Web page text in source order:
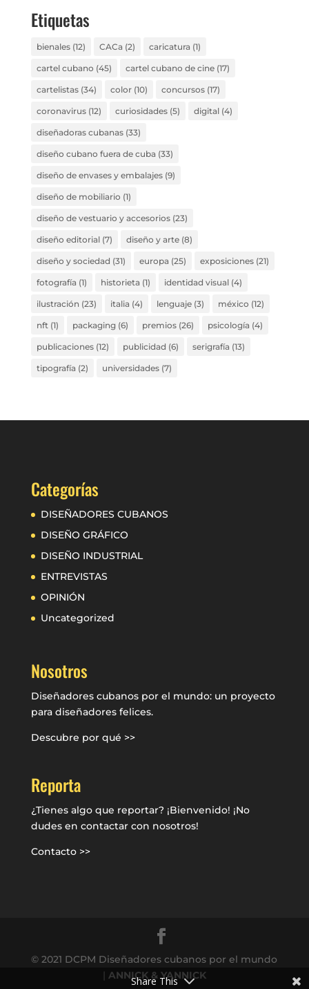
Etiquetas
bienales(12) CACa (2) caricatura (1)
cartel cubano (45) cartel cubano de cine(17)
cartelistas(34) color(10) concursos(17)
coronavirus(12) curiosidades(5) digital(4)
diseñadoras cubanas(33)
diseño cubano fuera de cuba (33)
diseño de envases y embalajes(9)
diseño de mobiliario (1)
diseño de vestuario y accesorios(23)
diseño editorial(7) diseño y arte(8)
diseño y sociedad (31) europa (25) exposiciones(21)
fotografía (1) historieta (1) identidad visual(4)
ilustración (23) italia (4) lenguaje(3) méxico (12)
nft(1) packaging(6) premios(26) psicología (4)
publicaciones(12) publicidad (6) serigrafía (13)
tipografía (2) universidades(7)
Categorías
DISEÑADORES CUBANOS
DISEÑO GRÁFICO
DISEÑO INDUSTRIAL
ENTREVISTAS
OPINIÓN
Uncategorized
Nosotros
Diseñadores cubanos por el mundo: un proyecto
para diseñadores felices.
Descubre por qué >>
Reporta
¿Tienes algo que reportar? ¡Bienvenido! ¡No
dudes en contactar con nosotros!
Contacto >>
© 2021 DCPM Diseñadores cubanos por el mundo
| ANNICK & YANNICK
Share This